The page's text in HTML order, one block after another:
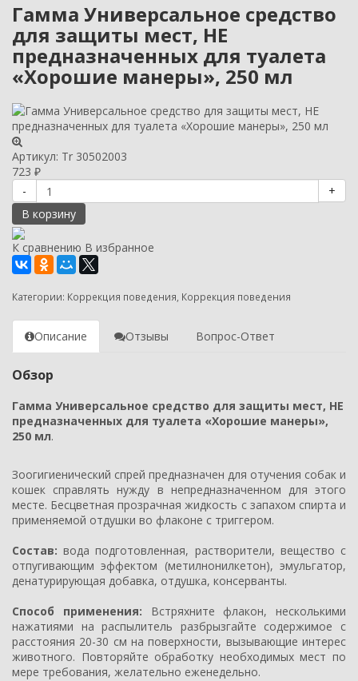
Гамма Универсальное средство
для защиты мест, НЕ
предназначенных для туалета
«Хорошие манеры», 250 мл
Артикул: Tr 30502003
723 ₽
-
+
В корзину
К сравнению В избранное
Категории: Коррекция поведения, Коррекция поведения
Описание Отзывы Вопрос-Ответ
Обзор
Гамма Универсальное средство для защиты мест, НЕ
предназначенных для туалета «Хорошие манеры»,
250 мл.
Зоогигиенический спрей предназначен для отучения собак и
кошек справлять нужду в непредназначенном для этого
месте. Бесцветная прозрачная жидкость с запахом спирта и
применяемой отдушки во флаконе с триггером.
Состав: вода подготовленная, растворители, вещество с
отпугивающим эффектом (метилнонилкетон), эмульгатор,
денатурирующая добавка, отдушка, консерванты.
Способ применения: Встряхните флакон, несколькими
нажатиями на распылитель разбрызгайте содержимое с
расстояния 20-30 см на поверхности, вызывающие интерес
животного. Повторяйте обработку необходимых мест по
мере требования, желательно еженедельно.